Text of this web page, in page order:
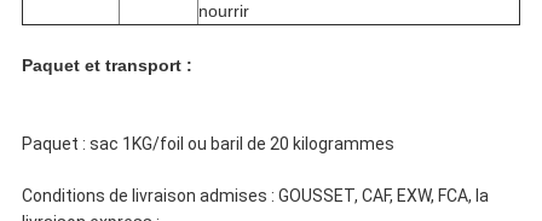
nourrir
Paquet et transport :
Paquet : sac 1KG/foil ou baril de 20 kilogrammes
Conditions de livraison admises : GOUSSET, CAF, EXW, FCA, la